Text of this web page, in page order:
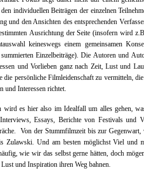
individuellen Beiträgen der einzelnen
und den Ansichten des entsprechenden
Ausrichtung der Seite (insofern wird
keineswegs einem gemeinsamen
Einzelbeiträge). Die Autoren und
und Vorlieben ganz nach Zeit, Lust und
persönliche Filmleidenschaft zu vermitteln,
und Interessen richtet.
wird es hier also im Idealfall um alles gehen,
Essays, Berichte von Festivals und
Von der Stummfilmzeit bis zur
Zulawski. Und am besten möglichst Viel und
wie wir das selbst gerne hätten, doch
und Inspiration ihren Weg bahnen.